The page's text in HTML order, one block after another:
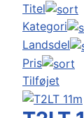
Titel
Kategori
Landsdel
Pris
Tilføjet